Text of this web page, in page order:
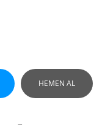
HEMEN AL